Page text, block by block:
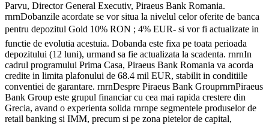
Parvu, Director General Executiv, Piraeus Bank Romania.
rnrnDobanzile acordate se vor situa la nivelul celor oferite de banca
pentru depozitul Gold 10% RON ; 4% EUR- si vor fi actualizate in
functie de evolutia acestuia. Dobanda este fixa pe toata perioada
depozitului (12 luni), urmand sa fie actualizata la scadenta. rnrnIn
cadrul programului Prima Casa, Piraeus Bank Romania va acorda
credite in limita plafonului de 68.4 mil EUR, stabilit in conditiile
conventiei de garantare. rnrnDespre Piraeus Bank GrouprnrnPiraeus
Bank Group este grupul financiar cu cea mai rapida crestere din
Grecia, avand o experienta solida rnrnpe segmentele produselor de
retail banking si IMM, precum si pe zona pietelor de capital,